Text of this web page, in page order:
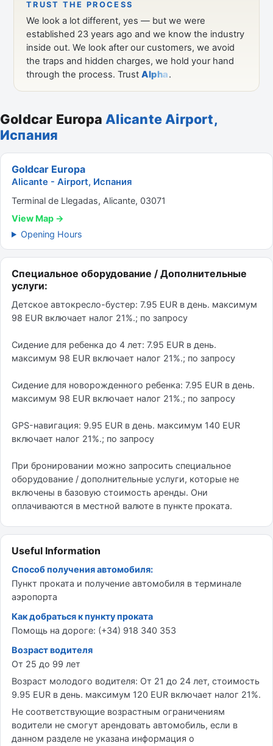
Goldcar Europa Alicante Airport,
Испания
Goldcar Europa
Alicante - Airport, Испания
Terminal de Llegadas, Alicante, 03071
View Map →
Opening Hours
Специальное оборудование / Дополнительные
услуги:
Детское автокресло-бустер: 7.95 EUR в день. максимум
98 EUR включает налог 21%.; по запросу
Сидение для ребенка до 4 лет: 7.95 EUR в день.
максимум 98 EUR включает налог 21%.; по запросу
Сидение для новорожденного ребенка: 7.95 EUR в день.
максимум 98 EUR включает налог 21%.; по запросу
GPS-навигация: 9.95 EUR в день. максимум 140 EUR
включает налог 21%.; по запросу
При бронировании можно запросить специальное
оборудование / дополнительные услуги, которые не
включены в базовую стоимость аренды. Они
оплачиваются в местной валюте в пункте проката.
Useful Information
Способ получения автомобиля:
Пункт проката и получение автомобиля в терминале
аэропорта
Как добраться к пункту проката
Помощь на дороге: (+34) 918 340 353
Возраст водителя
От 25 до 99 лет
Возраст молодого водителя: От 21 до 24 лет, стоимость
9.95 EUR в день. максимум 120 EUR включает налог 21%.
Не соответствующие возрастным ограничениям
водители не смогут арендовать автомобиль, если в
данном разделе не указана информация о